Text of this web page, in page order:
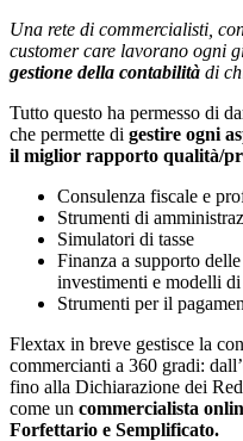
Una rete di commercialisti,
customer care lavorano ogni
gestione della contabilità di
Tutto questo ha permesso di
che permette di gestire ogni
il miglior rapporto qualità/
Consulenza fiscale e
Strumenti di
Simulatori di tasse
Finanza a supporto
investimenti e modelli
Strumenti per il
Flextax in breve gestisce la
commercianti a 360 gradi:
fino alla Dichiarazione dei
come un commercialista
Forfettario e Semplificato.